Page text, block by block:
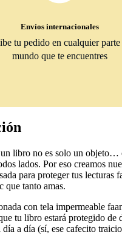
Envíos internacionales
tu pedido en cualquier parte
mundo que te encuentres
un libro no es solo un objeto…
lados. Por eso creamos
para proteger tus lecturas
que tanto amas.
con tela impermeable
tu libro estará protegido de
día a día (sí, ese cafecito